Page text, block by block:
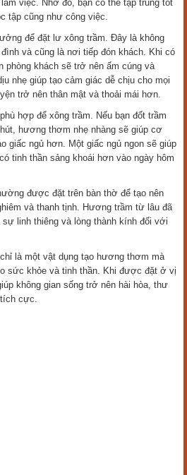
việc. Nhờ đó, bạn có thể tập trung tốt
tập cũng như công việc.
để đặt lư xông trầm. Đây là không
và cũng là nơi tiếp đón khách. Khi có
phòng khách sẽ trở nên ấm cúng và
nhẹ giúp tạo cảm giác dễ chịu cho mọi
trở nên thân mật và thoải mái hơn.
hợp để xông trầm. Nếu bạn đốt trầm
hương thơm nhẹ nhàng sẽ giúp cơ
giấc ngủ hơn. Một giấc ngủ ngon sẽ giúp
tinh thần sảng khoái hơn vào ngày hôm
được đặt trên bàn thờ để tạo nên
và thanh tịnh. Hương trầm từ lâu đã
linh thiêng và lòng thành kính đối với
là một vật dụng tạo hương thơm mà
sức khỏe và tinh thần. Khi được đặt ở vị
không gian sống trở nên hài hòa, thư
cực.